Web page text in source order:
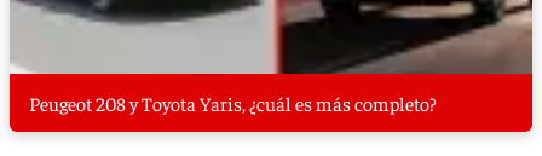
Peugeot 208 y Toyota Yaris, ¿cuál es más completo?